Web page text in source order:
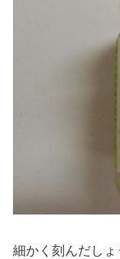
細かく刻んだしょ